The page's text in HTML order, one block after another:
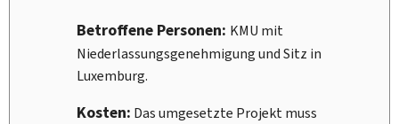
Betroffene Personen: KMU mit
Niederlassungsgenehmigung und Sitz in
Luxemburg.
Kosten: Das umgesetzte Projekt muss